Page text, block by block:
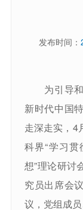
发布时间：
为引导和
新时代中国
走深走实，4
科界“学习
想”理论研讨
究员出席会
议，党组成